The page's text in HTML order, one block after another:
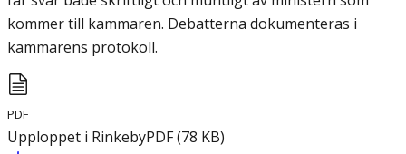
kommer till kammaren. Debatterna dokumenteras i
kammarens protokoll.
PDF
Upploppet i RinkebyPDF(78 KB)